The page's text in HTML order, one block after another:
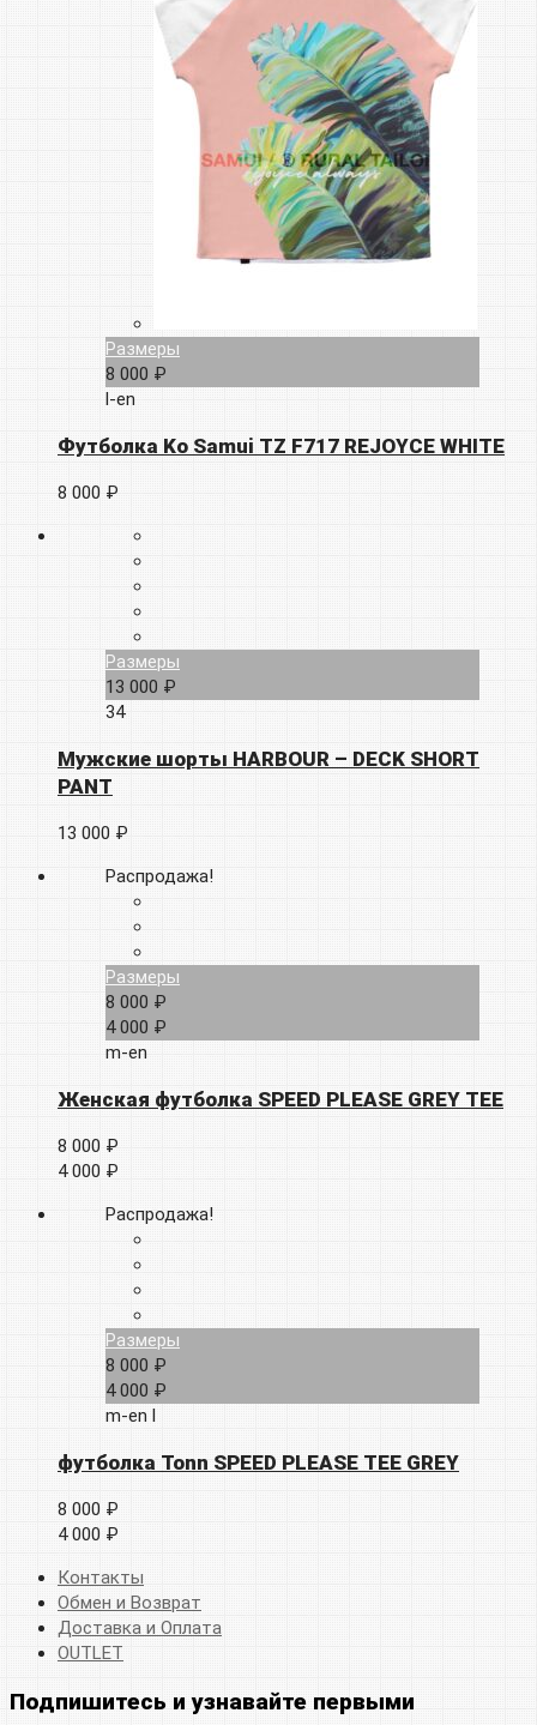
Размеры
8 000 ₽
l-en
Футболка Ko Samui TZ F717 REJOYCE WHITE
8 000 ₽
Размеры
13 000 ₽
34
Мужские шорты HARBOUR – DECK SHORT
PANT
13 000 ₽
Распродажа!
Размеры
8 000 ₽
4 000 ₽
m-en
Женская футболка SPEED PLEASE GREY TEE
8 000 ₽
4 000 ₽
Распродажа!
Размеры
8 000 ₽
4 000 ₽
m-en l
футболка Tonn SPEED PLEASE TEE GREY
8 000 ₽
4 000 ₽
Контакты
Обмен и Возврат
Доставка и Оплата
OUTLET
Подпишитесь и узнавайте первыми